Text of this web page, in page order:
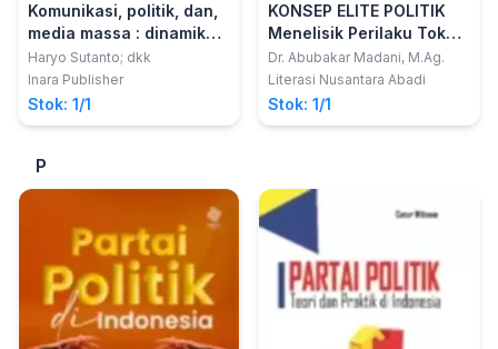
Komunikasi, politik, dan,
media massa : dinamika
dan kompleksitas di era
digital
Haryo Sutanto; dkk
Inara Publisher
Stok: 1/1
KONSEP ELITE POLITIK
Menelisik Perilaku Tokoh
Nahdlatul Ulama pada
Pemilihan Kepala Daerah
Dr. Abubakar Madani, M.Ag.
Literasi Nusantara Abadi
Stok: 1/1
P